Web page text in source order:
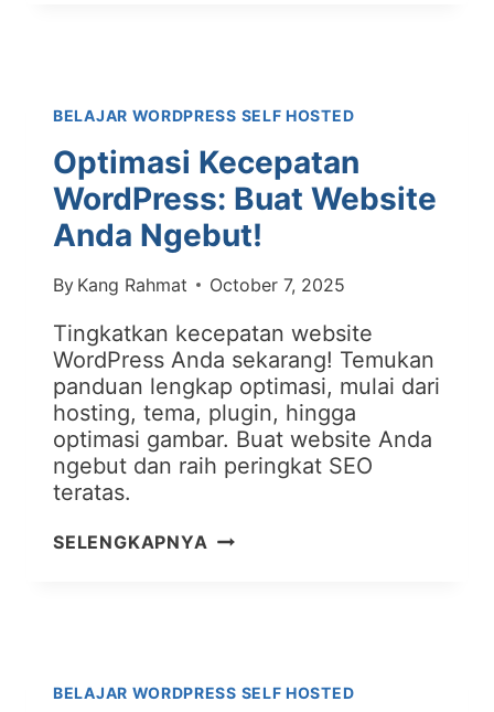
LENGKAP
BELAJAR WORDPRESS SELF HOSTED
Optimasi Kecepatan
WordPress: Buat Website
Anda Ngebut!
By Kang Rahmat October 7, 2025
Tingkatkan kecepatan website
WordPress Anda sekarang! Temukan
panduan lengkap optimasi, mulai dari
hosting, tema, plugin, hingga
optimasi gambar. Buat website Anda
ngebut dan raih peringkat SEO
teratas.
SELENGKAPNYA OPTIMASI
NGEBUT!
BELAJAR WORDPRESS SELF HOSTED